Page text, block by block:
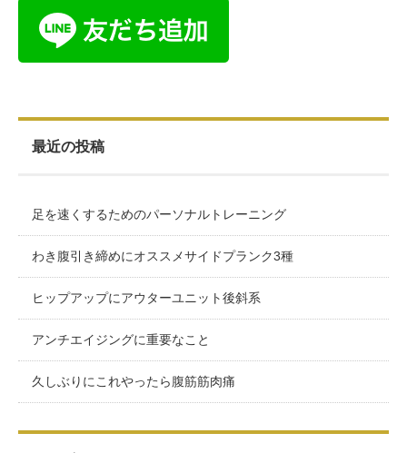
最近の投稿
足を速くするためのパーソナルトレーニング
わき腹引き締めにオススメサイドプランク3種
ヒップアップにアウターユニット後斜系
アンチエイジングに重要なこと
久しぶりにこれやったら腹筋筋肉痛